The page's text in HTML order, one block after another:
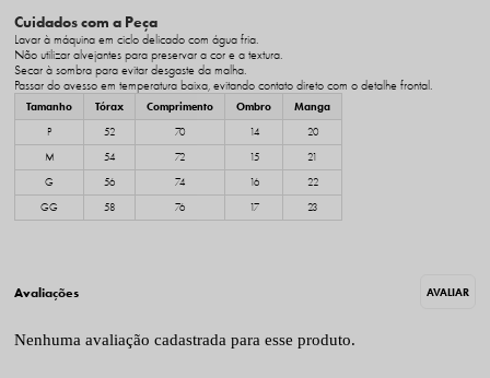
Cuidados com a Peça
Lavar à máquina em ciclo delicado com água fria.
Não utilizar alvejantes para preservar a cor e a textura.
Secar à sombra para evitar desgaste da malha.
Passar do avesso em temperatura baixa, evitando contato direto com o detalhe frontal.
Tamanho Tórax Comprimento Ombro Manga
P 52 70 14
20
M
54 72 15
21
G
56 74 16
22
GG
58 76 17 23
Nenhuma avaliação cadastrada para esse produto.